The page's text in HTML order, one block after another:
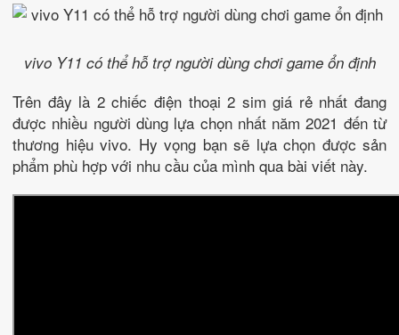
vivo Y11 có thể hỗ trợ người dùng chơi game ổn định
Trên đây là 2 chiếc điện thoại 2 sim giá rẻ nhất đang
được nhiều người dùng lựa chọn nhất năm 2021 đến từ
thương hiệu vivo. Hy vọng bạn sẽ lựa chọn được sản
phẩm phù hợp với nhu cầu của mình qua bài viết này.